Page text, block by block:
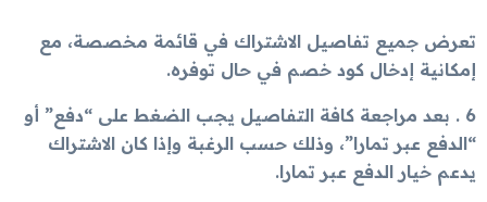
تعرض جميع تفاصيل الاشتراك في قائمة مخصصة، مع
إمكانية إدخال كود خصم في حال توفره.
6 . بعد مراجعة كافة التفاصيل يجب الضغط على “دفع” أو
“الدفع عبر تمارا”، وذلك حسب الرغبة وإذا كان الاشتراك
يدعم خيار الدفع عبر تمارا.